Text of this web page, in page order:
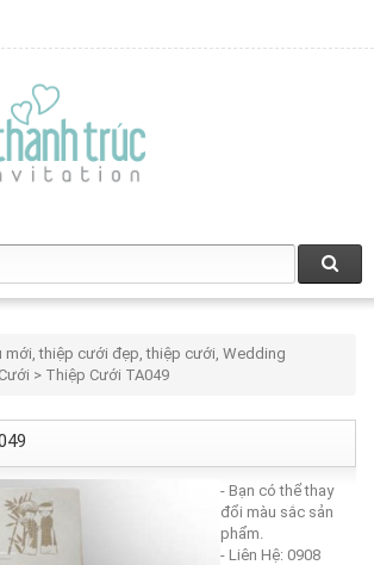
mới, thiệp cưới đẹp, thiệp cưới, Wedding
> Thiệp Cưới TA049
- Bạn có thể thay
đổi màu sắc sản
phẩm.
- Liên Hệ: 0908